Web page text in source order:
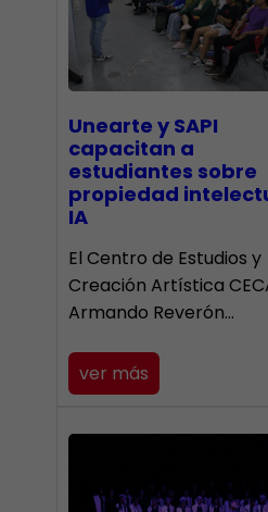
Unearte y SAPI
capacitan a
estudiantes sobre
propiedad
IA
El Centro de Estudios y
Creación Artística
Armando Reverón…
ver más